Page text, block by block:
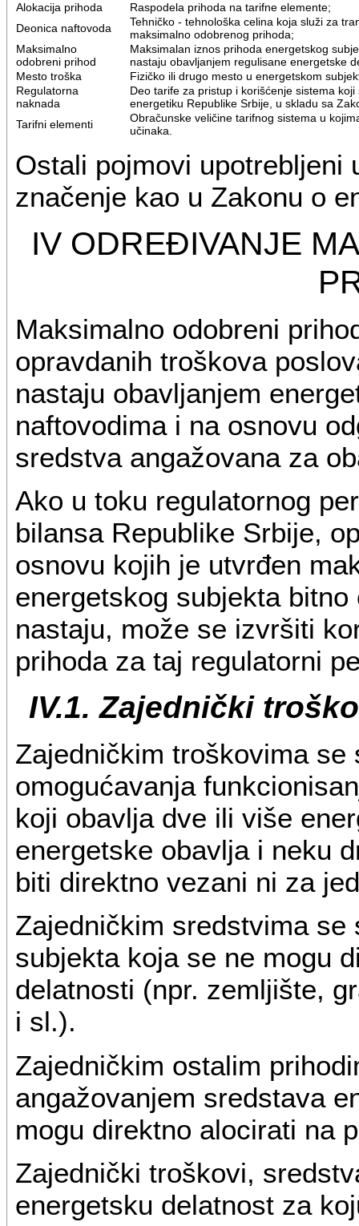
Alokacija prihoda
Raspodela prihoda na tarifne elemente;
Deonica naftovoda
Tehničko - tehnološka celina koja služi za
maksimalno odobrenog prihoda;
Maksimalno
odobreni prihod
Maksimalan iznos prihoda energetskog
nastaju obavljanjem regulisane energetske
Mesto troška
Fizičko ili drugo mesto u energetskom
Regulatorna
naknada
Deo tarife za pristup i korišćenje sistema
energetiku Republike Srbije, u skladu sa
Tarifni elementi
Obračunske veličine tarifnog sistema u
učinaka.
Ostali pojmovi upotrebljeni
značenje kao u Zakonu o
IV ODREĐIVANJE
Maksimalno odobreni
opravdanih troškova
nastaju obavljanjem
naftovodima i na osnovu
sredstva angažovana za
Ako u toku regulatornog
bilansa Republike Srbije,
osnovu kojih je utvrđen
energetskog subjekta
nastaju, može se izvršiti
prihoda za taj regulatorni
IV.1. Zajednički
Zajedničkim troškovima
omogućavanja
koji obavlja dve ili više
energetske obavlja i neku
biti direktno vezani ni za
Zajedničkim sredstvima
subjekta koja se ne mogu
delatnosti (npr. zemljište,
i sl.).
Zajedničkim ostalim
angažovanjem sredstava
mogu direktno alocirati na
Zajednički troškovi,
energetsku delatnost za